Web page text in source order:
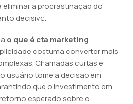
a procrastinação do
decisivo.
o que é cta marketing,
costuma converter mais
Chamadas curtas e
usuário tome a decisão em
que o investimento em
esperado sobre o